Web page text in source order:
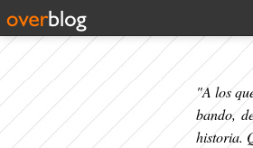
"A los
bando,
historia.